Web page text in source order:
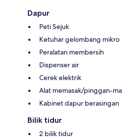
Dapur
Peti Sejuk
Ketuhar gelombang mikro
Peralatan membersih
Dispenser air
Cerek elektrik
Alat memasak/pinggan-
Kabinet dapur berasingan
Bilik tidur
2 bilik tidur